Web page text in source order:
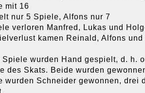
mit 16
nur 5 Spiele, Alfons nur 7
verloren Manfred, Lukas und
kamen Reinald, Alfons und
Spiele wurden Hand gespielt, d. h.
des Skats. Beide wurden
wurden Schneider gewonnen, drei